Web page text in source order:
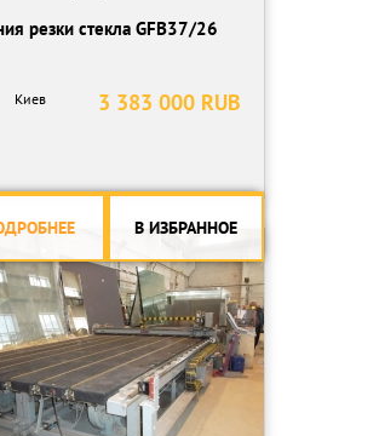
резки стекла GFB37/26
3 383 000 RUB
Киев
В ИЗБРАННОЕ